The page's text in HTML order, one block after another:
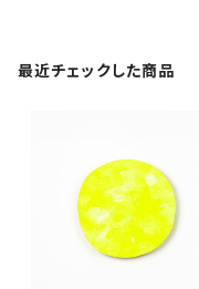
最近チェックした商品